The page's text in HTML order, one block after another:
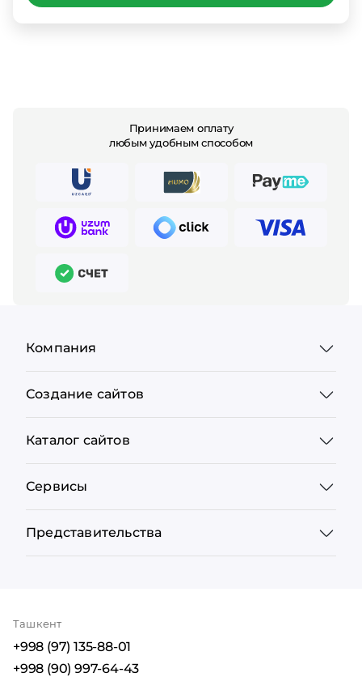
Принимаем оплату
любым удобным способом
Компания
Создание сайтов
Каталог сайтов
Сервисы
Представительства
Ташкент
+998 (97) 135-88-01
+998 (90) 997-64-43